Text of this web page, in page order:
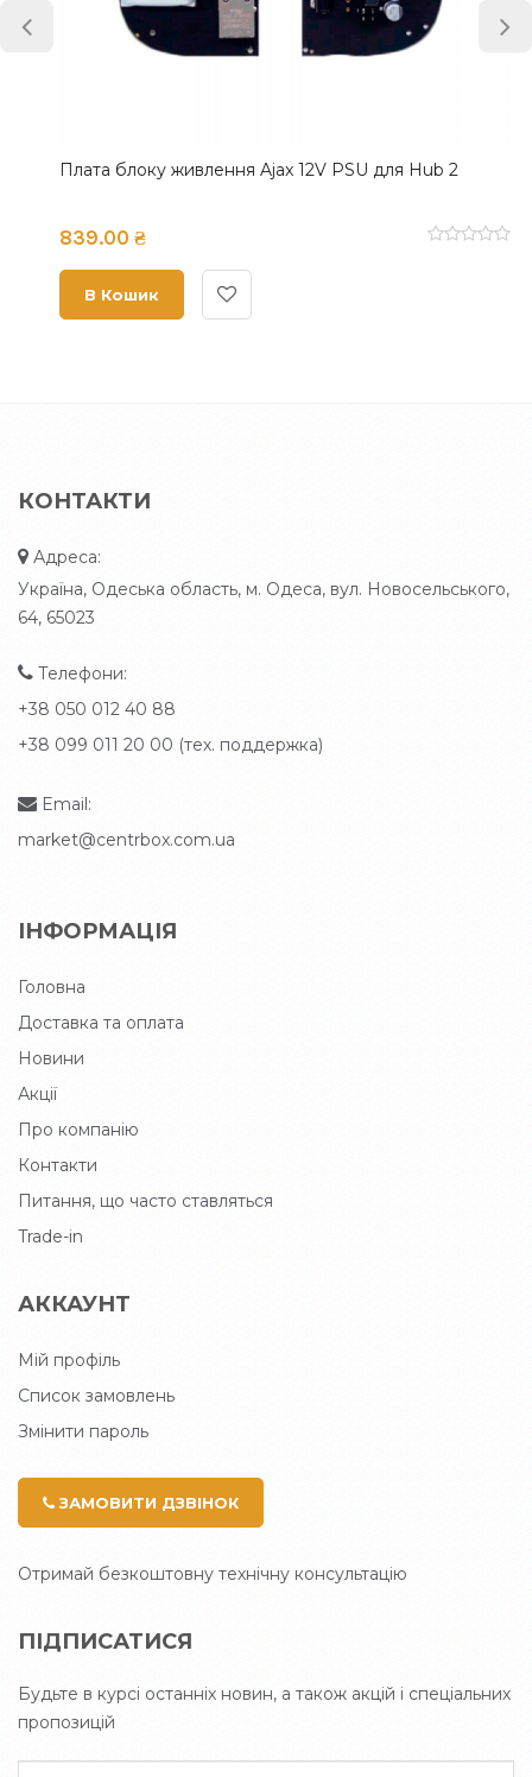
Плата блоку живлення Ajax 12V PSU для Hub 2
839.00 ₴
В Кошик
КОНТАКТИ
Адреса:
Україна, Одеська область, м. Одеса, вул. Новосельського,
64, 65023
Телефони:
+38 050 012 40 88
+38 099 011 20 00 (тех. поддержка)
Email:
market@centrbox.com.ua
ІНФОРМАЦІЯ
Головна
Доставка та оплата
Новини
Акції
Про компанію
Контакти
Питання, що часто ставляться
Trade-in
АККАУНТ
Мій профіль
Список замовлень
Змінити пароль
ЗАМОВИТИ ДЗВІНОК
Отримай безкоштовну технічну консультацію
ПІДПИСАТИСЯ
Будьте в курсі останніх новин, а також акцій і спеціальних
пропозицій